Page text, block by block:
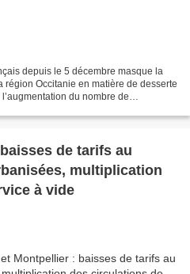
depuis le 5 décembre masque la
Occitanie en matière de desserte
du nombre de
de tarifs au
multiplication
à vide